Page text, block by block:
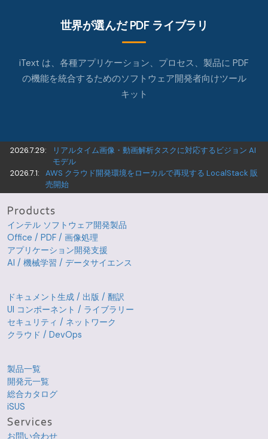
世界が選んだ PDF ライブラリ
iText は、各種アプリケーション、プロセス、製品に PDF
の機能を統合するためのソフトウェア開発者向けツール
キット
2026.7.29:
リアルタイム画像・動画解析タスクに対応するビジョン AI
モデル
2026.7.1:
AWS クラウド開発環境をローカルで再現する LocalStack 販
売開始
インテル ソフトウェア開発製品
Office / PDF / 画像処理
アプリケーション開発支援
AI / 機械学習 / データサイエンス
ドキュメント生成 / 出版 / 翻訳
UI コンポーネント / ライブラリー
セキュリティ / ネットワーク
クラウド / DevOps
製品一覧
開発元一覧
総合カタログ
iSUS
お問い合わせ